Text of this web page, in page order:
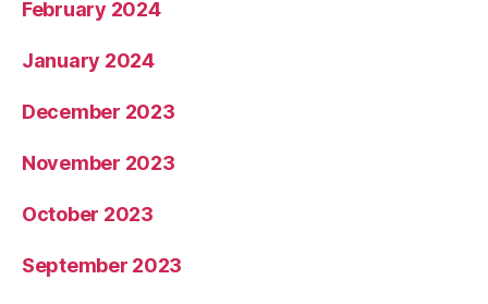
February 2024
January 2024
December 2023
November 2023
October 2023
September 2023